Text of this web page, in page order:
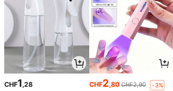
CHF1,28 CHF2,80 CHF2,90 -3%